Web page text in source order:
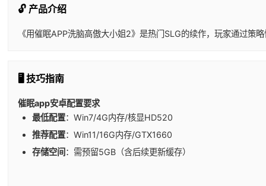
🔓 产品介绍
《用催眠APP洗脑高傲大小姐2》是热门SLG的续作，玩家通过
🖥️ 技巧指南
催眠app安卓配置要求
​最低配置​​：Win7/4G内存/核显HD520
​推荐配置​​：Win11/16G内存/GTX1660
​存储空间​ ​：需预留5GB（含后续更新缓存）